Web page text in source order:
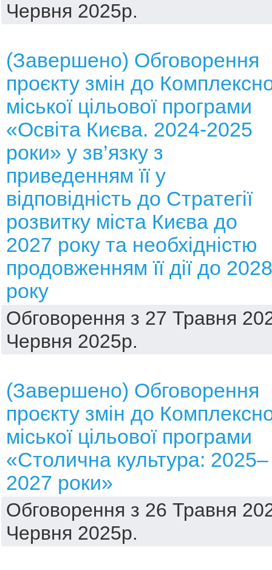
Червня 2025р.
(Завершено) Обговорення
проєкту змін до
міської цільової програми
«Освіта Києва. 2024-2025
роки» у зв’язку з
приведенням її у
відповідність до Стратегії
розвитку міста Києва до
2027 року та необхідністю
продовженням її дії до 2028
року
Обговорення з 27 Травня
Червня 2025р.
(Завершено) Обговорення
проєкту змін до
міської цільової програми
«Столична культура: 2025–
2027 роки»
Обговорення з 26 Травня
Червня 2025р.